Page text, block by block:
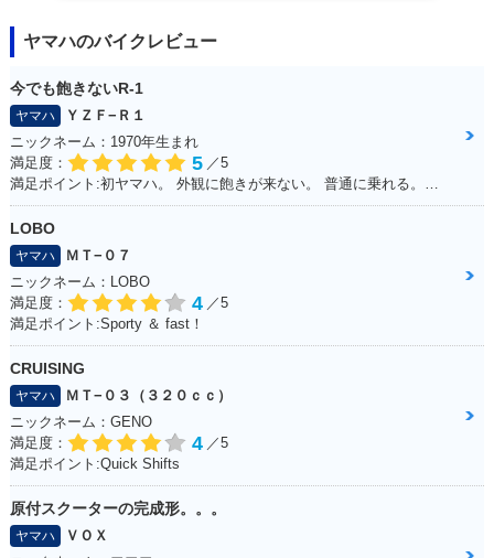
ヤマハのバイクレビュー
今でも飽きないR-1
ヤマハ
ＹＺＦ−Ｒ１
ニックネーム：1970年生まれ
満足度：
5 ／5
満足ポイント:初ヤマハ。 外観に飽きが来ない。 普通に乗れる。早いけど安全運転。 SSから離れられない。 以外と疲れない。 特に不満なし。みんな見る。 自分にはちょうどいい。YAMAHA。
LOBO
ヤマハ
ＭＴ−０７
ニックネーム：LOBO
満足度：
4 ／5
満足ポイント:Sporty ＆ fast！
CRUISING
ヤマハ
ＭＴ−０３（３２０ｃｃ）
ニックネーム：GENO
満足度：
4 ／5
満足ポイント:Quick Shifts
原付スクーターの完成形。。。
ヤマハ
ＶＯＸ